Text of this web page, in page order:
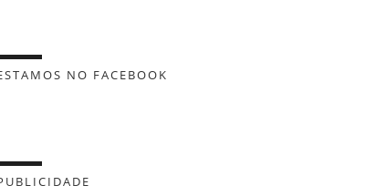
NO FACEBOOK